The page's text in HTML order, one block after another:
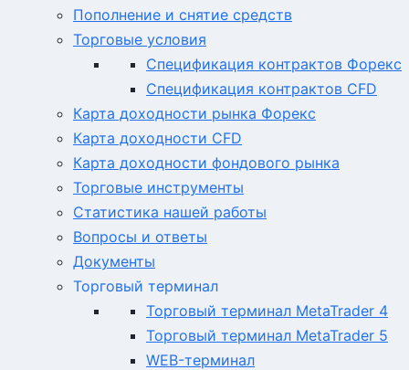
Пополнение и снятие средств
Торговые условия
Спецификация контрактов Форекс
Спецификация контрактов CFD
Карта доходности рынка Форекс
Карта доходности CFD
Карта доходности фондового рынка
Торговые инструменты
Статистика нашей работы
Вопросы и ответы
Документы
Торговый терминал
Торговый терминал MetaTrader 4
Торговый терминал MetaTrader 5
WEB-терминал